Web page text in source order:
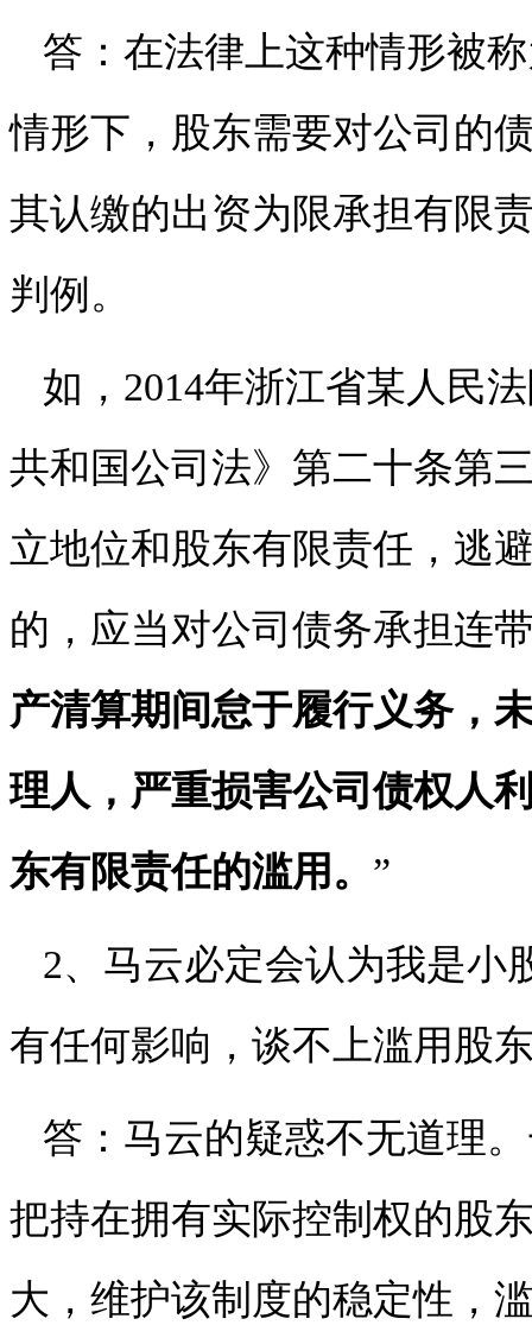
答：在法律上这种情形被
情形下，股东需要对公司的
其认缴的出资为限承担有限
判例。
如，2014年浙江省某人民
共和国公司法》第二十条第
立地位和股东有限责任，逃
的，应当对公司债务承担连
产清算期间怠于履行义务，
理人，严重损害公司债权人
东有限责任的滥用。 ”
2、马云必定会认为我是小
有任何影响，谈不上滥用股
答：马云的疑惑不无道理
把持在拥有实际控制权的股
大，维护该制度的稳定性，